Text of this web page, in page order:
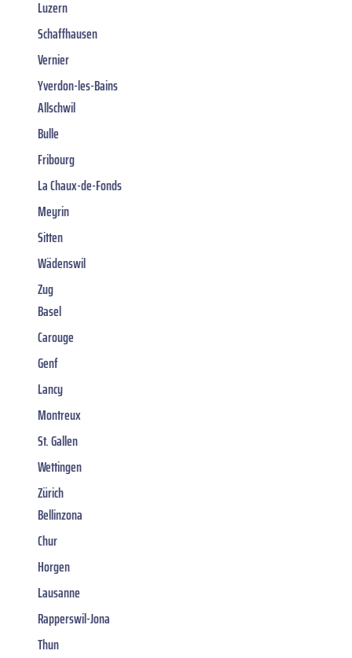
Luzern
Schaffhausen
Vernier
Yverdon-les-Bains
Allschwil
Bulle
Fribourg
La Chaux-de-Fonds
Meyrin
Sitten
Wädenswil
Zug
Basel
Carouge
Genf
Lancy
Montreux
St. Gallen
Wettingen
Zürich
Bellinzona
Chur
Horgen
Lausanne
Rapperswil-Jona
Thun